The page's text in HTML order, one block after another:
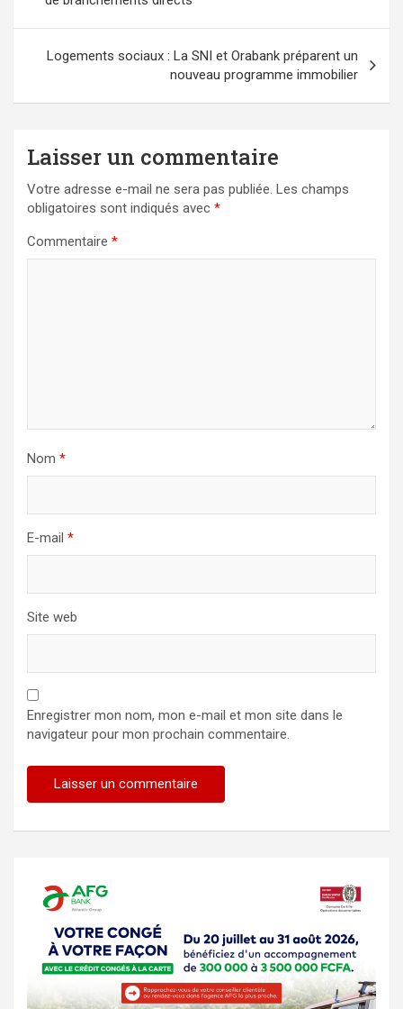
l’article
Logements sociaux : La SNI et Orabank préparent un
nouveau programme immobilier
Laisser un commentaire
Votre adresse e-mail ne sera pas publiée. Les champs
obligatoires sont indiqués avec *
Commentaire *
Nom *
E-mail *
Site web
Enregistrer mon nom, mon e-mail et mon site dans le
navigateur pour mon prochain commentaire.